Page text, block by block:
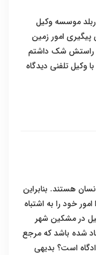
موسسه وکیل
پیگیری امور زمین
راستش شک داشتم
تلفنی دیدگاه
هستند. بنابراین
خود را به اشتباه
در مشکین شهر
شده باشد که مرجع
است؟ بدیهی